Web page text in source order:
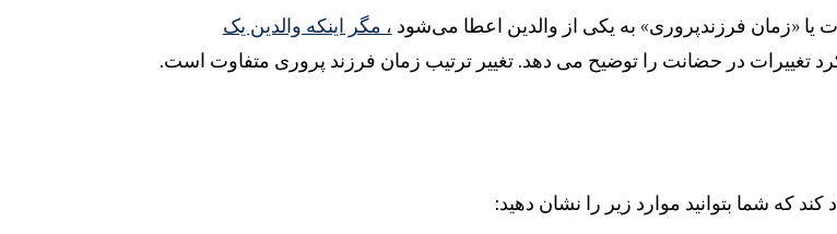
یا «زمان فرزندپروری» به یکی از والدین اعطا می‌شود ، مگر اینکه والدین یک
تغییرات در حضانت را توضیح می دهد. تغییر ترتیب زمان فرزند پروری متفاوت است.
که شما بتوانید موارد زیر را نشان دهید: